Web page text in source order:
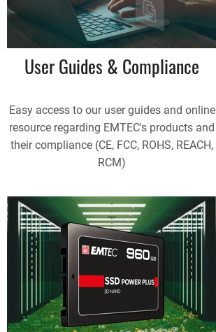
User Guides & Compliance
Easy access to our user guides and online
resource regarding EMTEC's products and
their compliance (CE, FCC, ROHS, REACH,
RCM)